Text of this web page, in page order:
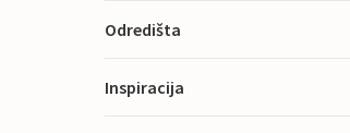
Odredišta
Inspiracija